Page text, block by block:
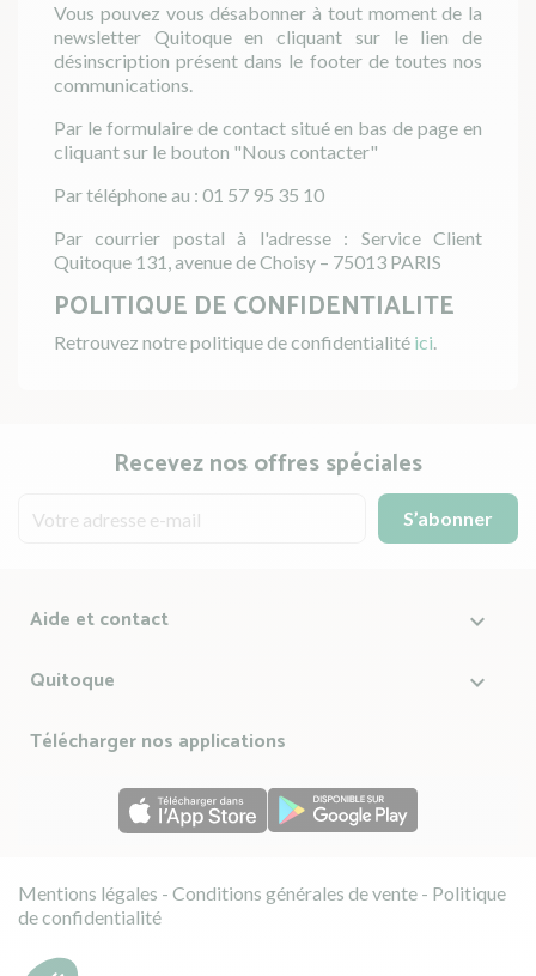
Vous pouvez vous désabonner à tout moment de la
newsletter Quitoque en cliquant sur le lien de
désinscription présent dans le footer de toutes nos
communications.
Par le formulaire de contact situé en bas de page en
cliquant sur le bouton "Nous contacter"
Par téléphone au : 01 57 95 35 10
Par courrier postal à l'adresse : Service Client
Quitoque 131, avenue de Choisy – 75013 PARIS
POLITIQUE DE CONFIDENTIALITE
Retrouvez notre politique de confidentialité ici.
Recevez nos offres spéciales
Aide et contact 
Quitoque 
Télécharger nos applications
Mentions légales - Conditions générales de vente - Politique
de confidentialité